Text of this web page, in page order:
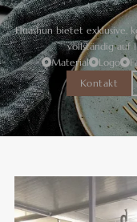
Huashun bietet exklusive,
vollständig auf
Material
Logo
Kontakt